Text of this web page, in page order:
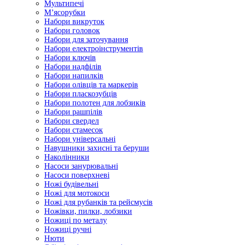
Мультипечі
М’ясорубки
Набори викруток
Набори головок
Набори для заточування
Набори електроінструментів
Набори ключів
Набори надфілів
Набори напилків
Набори олівців та маркерів
Набори пласкозубців
Набори полотен для лобзиків
Набори рашпілів
Набори свердел
Набори стамесок
Набори універсальні
Навушники захисні та беруши
Наколінники
Насоси занурювальні
Насоси поверхневі
Ножі будівельні
Ножі для мотокоси
Ножі для рубанків та рейсмусів
Ножівки, пилки, лобзики
Ножиці по металу
Ножиці ручні
Нюти